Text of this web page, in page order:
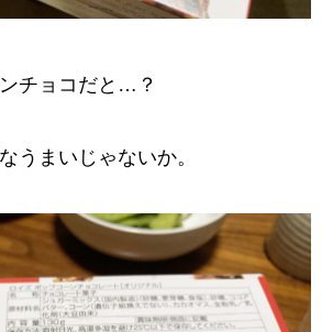
チョコだと…？
うまいじゃないか。